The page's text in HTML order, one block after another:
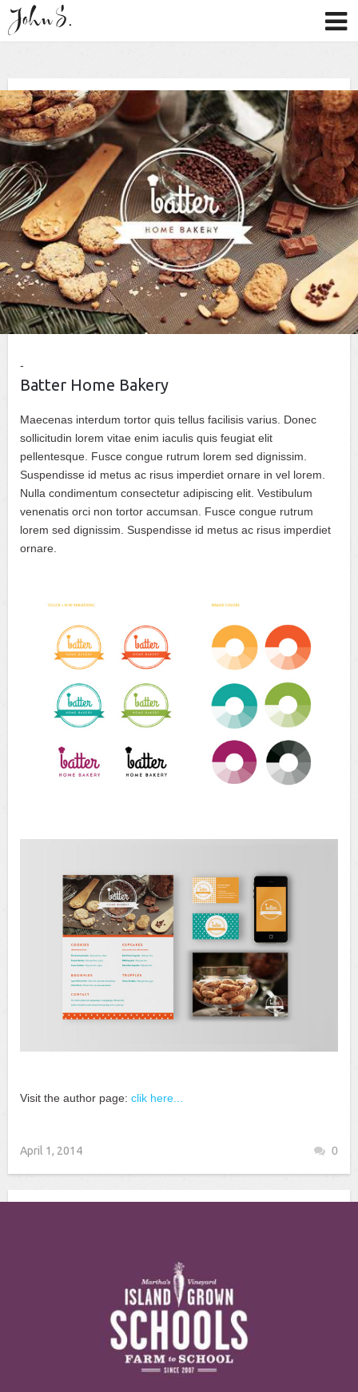
Batter Home Bakery
Maecenas interdum tortor quis tellus facilisis varius. Donec
sollicitudin lorem vitae enim iaculis quis feugiat elit
pellentesque. Fusce congue rutrum lorem sed dignissim.
Suspendisse id metus ac risus imperdiet ornare in vel lorem.
Nulla condimentum consectetur adipiscing elit. Vestibulum
venenatis orci non tortor accumsan. Fusce congue rutrum
lorem sed dignissim. Suspendisse id metus ac risus imperdiet
ornare.
Visit the author page: clik here...
April 1, 2014 0